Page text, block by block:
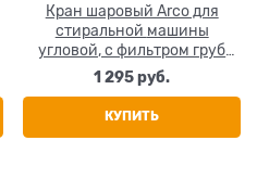
Кран шаровый Arco для
стиральной машины
угловой, с фильтром груб
очистки НР 1/2" х 3/4"
1 295 руб.
КУПИТЬ